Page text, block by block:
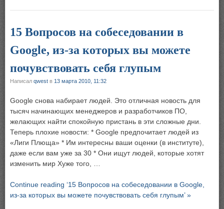
15 Вопросов на собеседовании в
Google, из-за которых вы можете
почувствовать себя глупым
Написал qwest в 13 марта 2010, 11:32
Google снова набирает людей. Это отличная новость для
тысяч начинающих менеджеров и разработчиков ПО,
желающих найти спокойную пристань в эти сложные дни.
Теперь плохие новости: * Google предпочитает людей из
«Лиги Плюща» * Им интересны ваши оценки (в институте),
даже если вам уже за 30 * Они ищут людей, которые хотят
изменить мир Хуже того, …
Continue reading ‘15 Вопросов на собеседовании в Google,
из-за которых вы можете почувствовать себя глупым’ »